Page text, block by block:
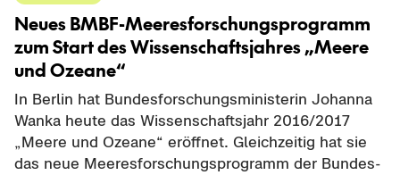
Neues BMBF-​Meeresforschungsprogramm
zum Start des Wis­sen­schafts­jah­res „Meere
und Ozea­ne“
In Ber­lin hat Bun­des­for­schungs­mi­nis­te­rin Jo­han­na
Wanka heute das Wis­sen­schafts­jahr 2016/2017
„Meere und Ozea­ne“ er­öff­net. Gleich­zei­tig hat sie
das neue Mee­res­for­schungs­pro­gramm der Bun­des­